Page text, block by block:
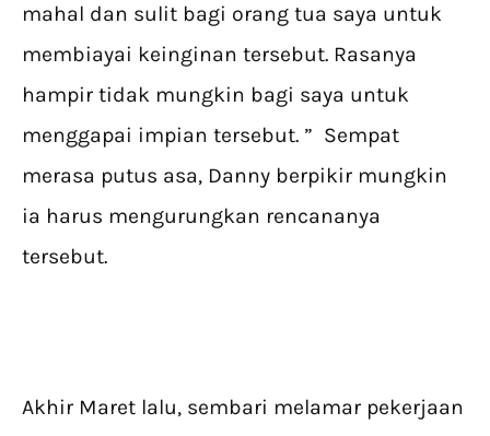
mahal dan sulit bagi orang tua saya untuk
membiayai keinginan tersebut. Rasanya
hampir tidak mungkin bagi saya untuk
menggapai impian tersebut. ” Sempat
merasa putus asa, Danny berpikir mungkin
ia harus mengurungkan rencananya
tersebut.
Akhir Maret lalu, sembari melamar pekerjaan